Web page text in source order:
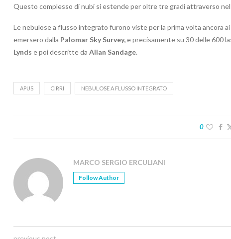
Questo complesso di nubi si estende per oltre tre gradi attraverso
Le nebulose a flusso integrato furono viste per la prima volta ancora
emersero dalla Palomar Sky Survey,e precisamente su 30 delle 600
Lynds e poi descritte da Allan Sandage.
APUS CIRRI NEBULOSE A FLUSSO INTEGRATO
0
MARCO SERGIO ERCULIANI
Follow Author